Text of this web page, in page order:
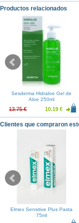
Productos relacionados
Sesderma Hidraloe Gel de
Aloe 250ml
13.75 € 10.19 €
Clientes que compraron
Elmex Sensitive Plus Pasta
75ml